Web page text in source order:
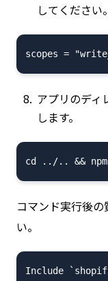
してください。
アプリのディ
します。
コマンド実行後
い。
Include